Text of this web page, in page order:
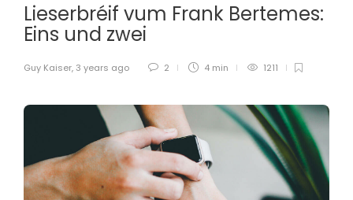
Lieserbréif vum Frank Bertemes:
Eins und zwei
Guy Kaiser, 3 years ago 2 4 min 1211